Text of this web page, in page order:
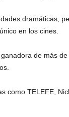
dramáticas,
en los cines.
de más
como TELEFE,